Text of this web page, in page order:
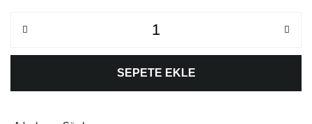
SEPETE EKLE